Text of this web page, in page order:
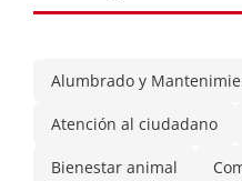
Alumbrado y
Atención al ciudadano
Bienestar animal